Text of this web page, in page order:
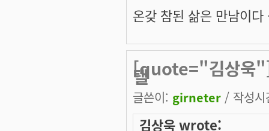
온갖 참된 삶은 만남이
[quote="김상욱
텔
글쓴이: girneter / 작성
김상욱 wrote: